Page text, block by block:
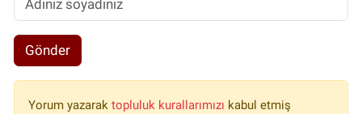
Gönder
Yorum yazarak topluluk kurallarımızı kabul etmiş